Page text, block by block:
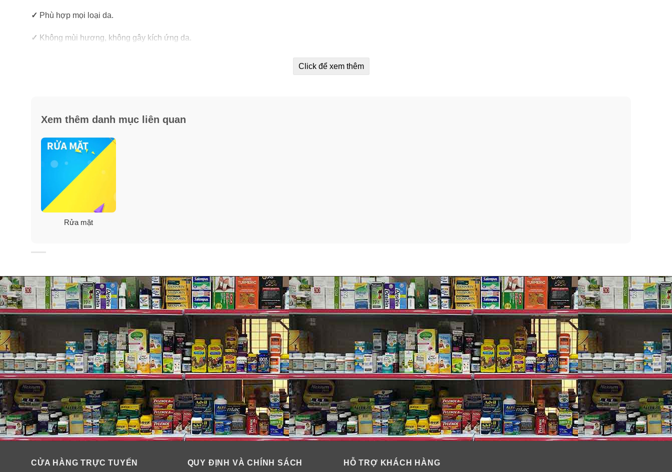
✓ Phù hợp mọi loại da.
✓ Không mùi hương, không gây kích ứng da.
Thành phần sữa rửa mặt dạng kem Olay Regenerist Vitamin C +Peptide 24
Thành phần: Water, PPG-15 Stearyl Ether, Glycerin, Stearyl Alcohol, Cetyl Betaine, Hydrated Silica, Salicylic Acid, Distearyldimonium Chloride, Sodium Lauryl Sulfate, 3-
0-Ethyl Ascorbic Acid*, Palmitoyl Pentapeptide-4**, Niacinamide***, PPG-30, Steareth-21, Steareth-2, Cetyl Alcohol, Behenyl Alcohol, Disodium EDTA, Benzyl Alcohol,
Fragrance, *Vitamin C, **Peptide, ***Vitamin B3.
Click để xem thêm
Xem thêm danh mục liên quan
Rửa mặt
CỬA HÀNG TRỰC TUYẾN QUY ĐỊNH VÀ CHÍNH SÁCH HỖ TRỢ KHÁCH HÀNG